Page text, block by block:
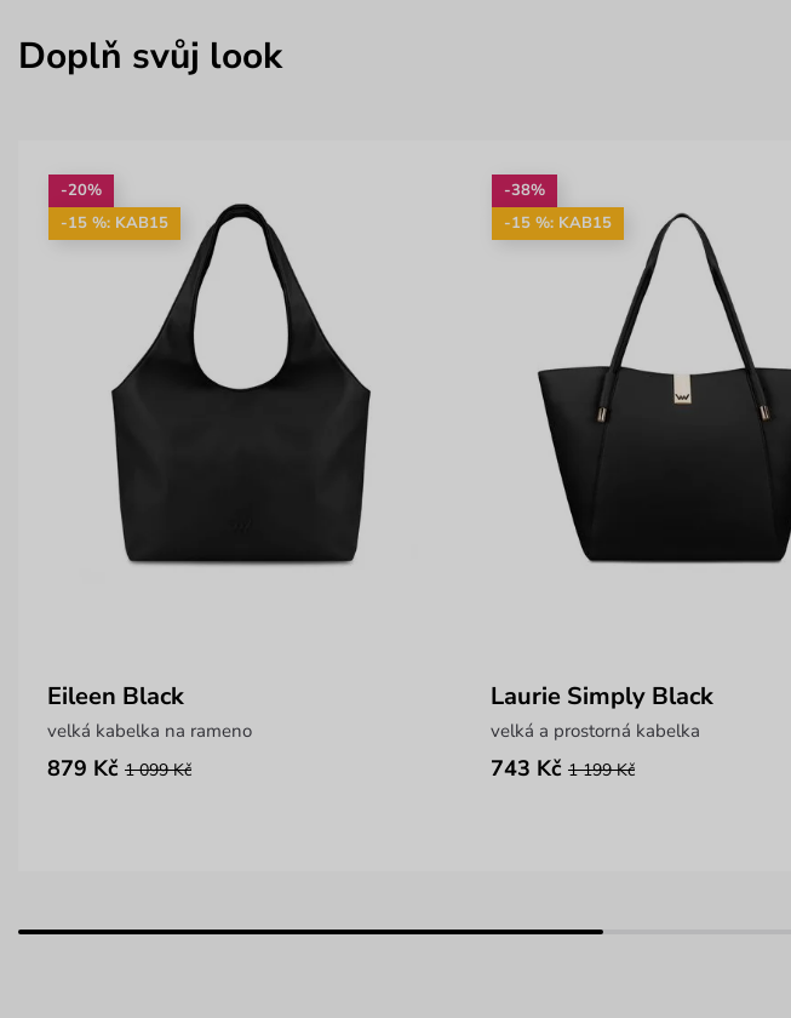
Doplň svůj look
-20%
-15 %: KAB15
Eileen Black
velká kabelka na rameno
879 Kč 1 099 Kč
-38%
-15 %: KAB15
Laurie Simply Black
velká a prostorná kabelka
743 Kč 1 199 Kč